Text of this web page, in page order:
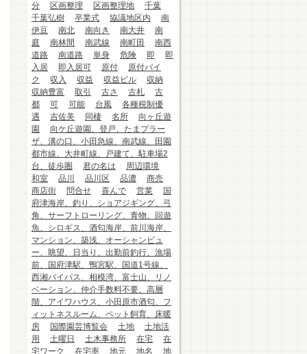
分
区画整理 区画整理地
千葉
千葉弘樹
卒業式 協議地区内
南
伊豆
南北 南向き 南大井
南
庭
南林間 南武線 南町田
南西
道路
南道路 単身 危険 即
即
入居
即入居可 原付
原付バイ
ク
収入 収益 収益ビル
収納
収納豊富
取引 古さ 古札
古
都
可 可能 台風
各種税制優
遇
吉佐美 同棲 名所
向ヶ丘遊
園
向ケ丘遊園、登戸、たまプラー
ザ、溝の口、小田急線、南武線、田園
都市線、大井町線、戸建て、駐車場2
台、徒歩圏
君の名は
周辺環境
和室
品川 品川区 品濃
商売
商店街
問合せ 喜んで 営業
国
府津海岸、釣り、ショアジギング、弓
角、サーフトローリング、青物、回遊
魚、シロギス、酒匂海岸、前川海岸、
マンション、築浅、オーシャンビュ
ー、眺望、日当り、出勤前釣行、漁場
前、国府津駅、鴨宮駅、国道1号線、
西湘バイパス、相模湾、富士山、リノ
ベーション、仲介手数料不要、高層
階、アイワハウス、小田原市酒匂、フ
ィットネスルーム、ペット飼育、床暖
房
国際園芸博覧会 土地
土地活
用
土曜日 土木事務所 在宅
在
宅ワーク
在宅率 地元 地名
地